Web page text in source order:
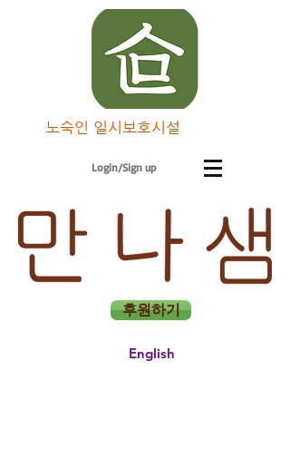
노숙인 일시보호시설
Login/Sign up
후원하기
English